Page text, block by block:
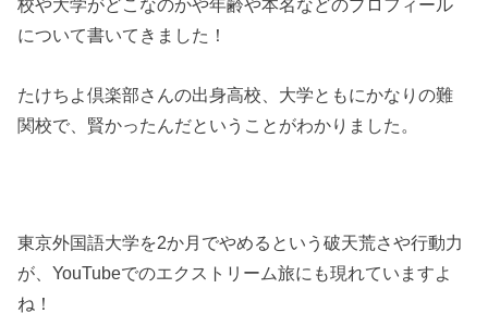
校や大学がどこなのかや年齢や本名などのプロフィール
について書いてきました！
たけちよ倶楽部さんの出身高校、大学ともにかなりの難
関校で、賢かったんだということがわかりました。
東京外国語大学を2か月でやめるという破天荒さや行動力
が、YouTubeでのエクストリーム旅にも現れていますよ
ね！